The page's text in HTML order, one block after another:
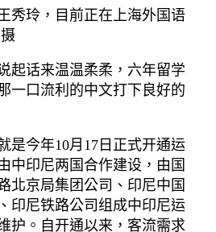
秀玲，目前正在上海外国语
起话来温温柔柔，六年留学
一口流利的中文打下良好的
是今年10月17日正式开通运
中印尼两国合作建设，由国
北京局集团公司、印尼中国
印尼铁路公司组成中印尼运
护。自开通以来，客流需求